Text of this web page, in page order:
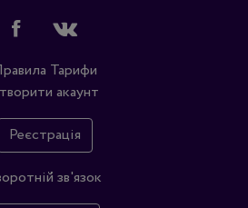
Тарифи
акаунт
Реєстрація
зв'язок